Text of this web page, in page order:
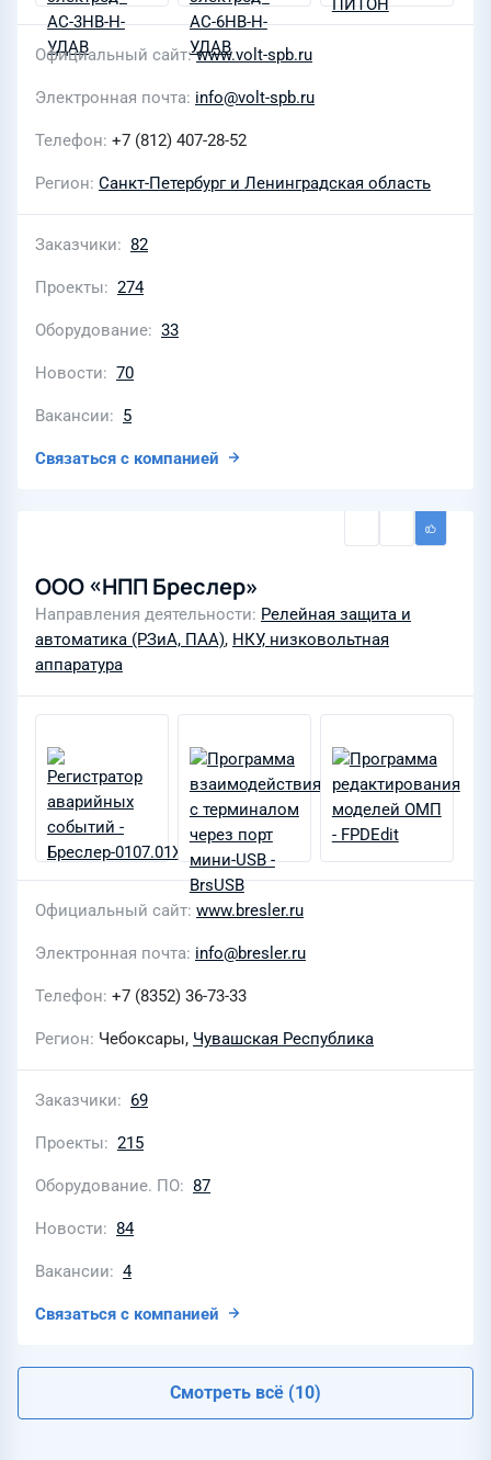
Официальный сайт www.volt-spb.ru
Электронная почта info@volt-spb.ru
Телефон +7 (812) 407-28-52
Регион Санкт-Петербург и Ленинградская область
Заказчики 82
Проекты 274
Оборудование 33
Новости 70
Вакансии 5
Связаться с компанией
ООО «НПП Бреслер»
Направления деятельности Релейная защита и
автоматика (РЗиА, ПАА), НКУ, низковольтная
аппаратура
Официальный сайт www.bresler.ru
Электронная почта info@bresler.ru
Телефон +7 (8352) 36-73-33
Регион Чебоксары, Чувашская Республика
Заказчики 69
Проекты 215
Оборудование. ПО 87
Новости 84
Вакансии 4
Связаться с компанией
Смотреть всё (10)